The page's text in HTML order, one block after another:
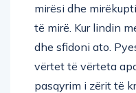
mirësi dhe
të mirë. Kur lindin
dhe sfidoni ato.
vërtet të vërteta
pasqyrim i zërit të